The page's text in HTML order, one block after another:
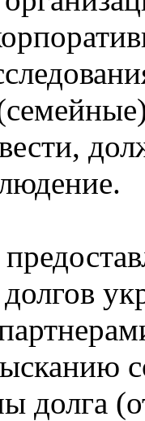
долга